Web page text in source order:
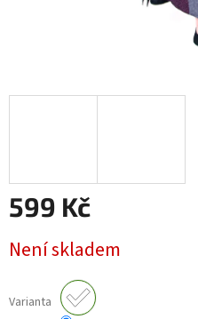
599 Kč
Není skladem
Varianta